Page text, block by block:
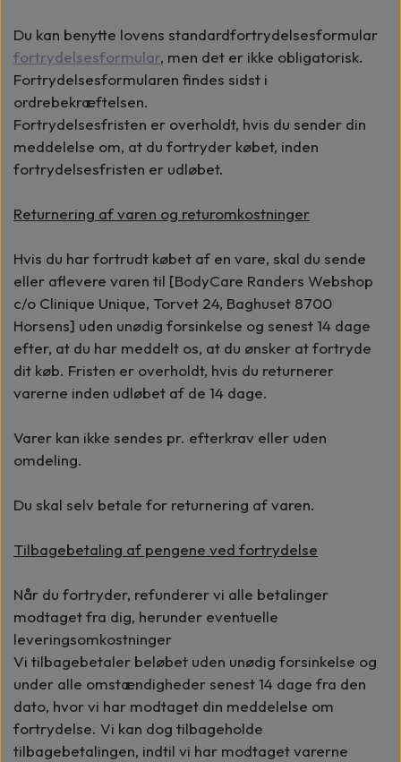
Du kan benytte lovens standardfortrydelsesformular
fortrydelsesformular, men det er ikke obligatorisk.
Fortrydelsesformularen findes sidst i
ordrebekræftelsen.
Fortrydelsesfristen er overholdt, hvis du sender din
meddelelse om, at du fortryder købet, inden
fortrydelsesfristen er udløbet.
Returnering af varen og returomkostninger
Hvis du har fortrudt købet af en vare, skal du sende
eller aflevere varen til [BodyCare Randers Webshop
c/o Clinique Unique, Torvet 24, Baghuset 8700
Horsens] uden unødig forsinkelse og senest 14 dage
efter, at du har meddelt os, at du ønsker at fortryde
dit køb. Fristen er overholdt, hvis du returnerer
varerne inden udløbet af de 14 dage.
Varer kan ikke sendes pr. efterkrav eller uden
omdeling.
Du skal selv betale for returnering af varen.
Tilbagebetaling af pengene ved fortrydelse
Når du fortryder, refunderer vi alle betalinger
modtaget fra dig, herunder eventuelle
leveringsomkostninger
Vi tilbagebetaler beløbet uden unødig forsinkelse og
under alle omstændigheder senest 14 dage fra den
dato, hvor vi har modtaget din meddelelse om
fortrydelse. Vi kan dog tilbageholde
tilbagebetalingen, indtil vi har modtaget varerne